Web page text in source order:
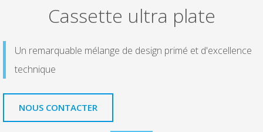
Cassette ultra plate
Un remarquable mélange de design primé et d'excellence
technique
NOUS CONTACTER